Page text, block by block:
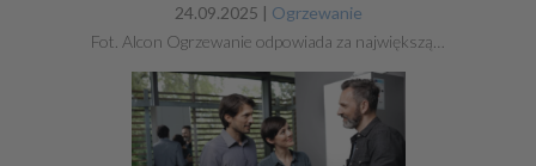
24.09.2025 | Ogrzewanie
Fot. Alcon Ogrzewanie odpowiada za największą…